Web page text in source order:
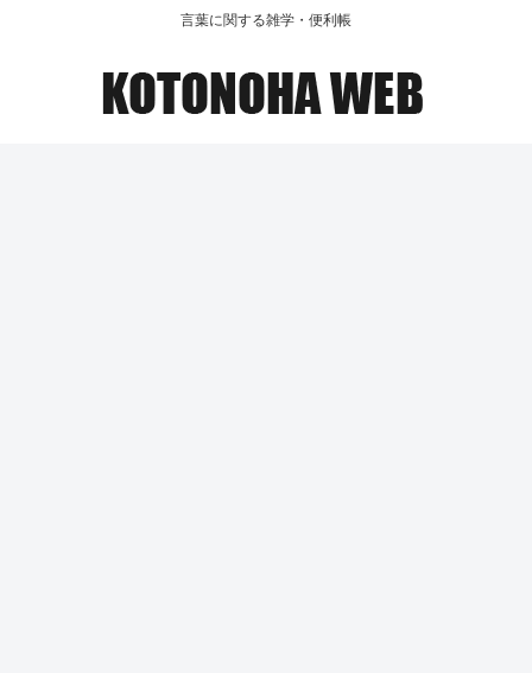
言葉に関する雑学・便利帳